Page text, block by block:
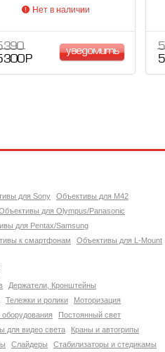
Нет в наличии
390
300 Р
уведомить
для Sony
Объективы для M42
для Olympus/Panasonic
для Pentax/Samsung
к смартфонам Объективы для L-Mount
Держатели, Кронштейны
Тележки и ролики
Моторизация
Постоянный свет
для видео света
Краны и автогрипы
Слайдеры
Стабилизаторы и стедикамы